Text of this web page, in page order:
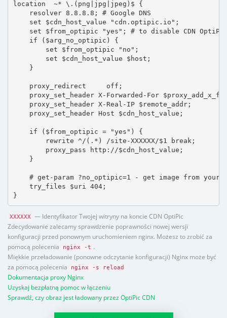
location  ~* \.(png|jpg|jpeg)$ {
    resolver 8.8.8.8; # Google DNS
    set $cdn_host_value "cdn.optipic.io";
set $from_optipic "yes"; # to disable CDN
    if ($arg_no_optipic) {
        set $from_optipic "no";
        set $cdn_host_value $host;
    }
    proxy_redirect     off;
proxy_set_header X-Forwarded-For
    proxy_set_header X-Real-IP $remote_addr;
    proxy_set_header Host $cdn_host_value;
    if ($from_optipic = "yes") {
        rewrite ^/(.*) /site-XXXXXX/$1 break;
        proxy_pass http://$cdn_host_value;
    }
# get-param ?no_optipic=1 - get image from your
    try_files $uri 404;
}
XXXXXX
— Identyfikator Twojej witryny na koncie CDN OptiPic
Zdecydowanie zalecamy sprawdzenie poprawności nowej wersji
konfiguracji przed ponownym uruchomieniem nginx. Możesz to zrobić za
pomocą polecenia
nginx -t .
Miękkie przeładowanie (ponowne odczytanie konfiguracji) Nginx może być
za pomocą polecenia
nginx -s reload
Dokumentacja proxy Nginx
Uzyskaj bezpłatną pomoc w łączeniu
Sprawdź, czy obraz jest ładowany przez OptiPic CDN